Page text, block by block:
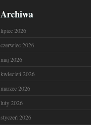
Archiwa
lipiec 2026
czerwiec 2026
maj 2026
kwiecień 2026
marzec 2026
luty 2026
styczeń 2026